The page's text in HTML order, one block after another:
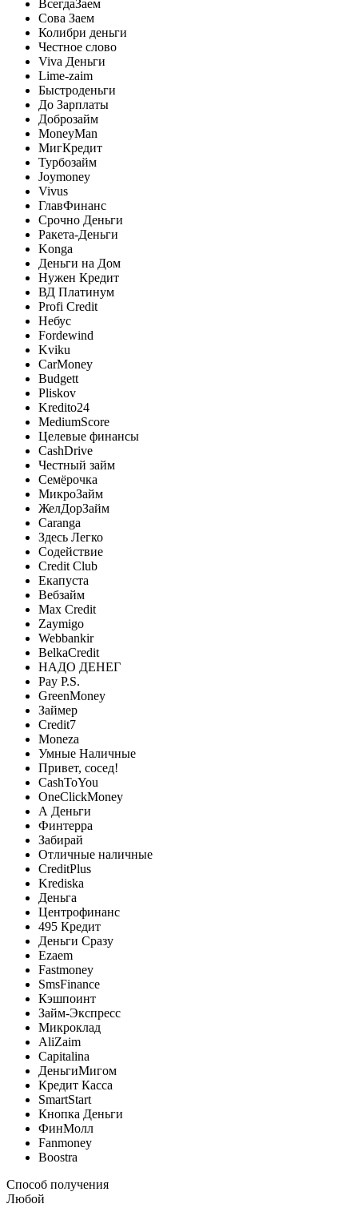
ВсегдаЗаем
Сова Заем
Колибри деньги
Честное слово
Viva Деньги
Lime-zaim
Быстроденьги
До Зарплаты
Доброзайм
MoneyMan
МигКредит
Турбозайм
Joymoney
Vivus
ГлавФинанс
Срочно Деньги
Ракета-Деньги
Konga
Деньги на Дом
Нужен Кредит
ВД Платинум
Profi Credit
Небус
Fordewind
Kviku
CarMoney
Budgett
Pliskov
Kredito24
MediumScore
Целевые финансы
CashDrive
Честный займ
Семёрочка
МикроЗайм
ЖелДорЗайм
Caranga
Здесь Легко
Содействие
Credit Club
Екапуста
Вебзайм
Max Credit
Zaymigo
Webbankir
BelkaCredit
НАДО ДЕНЕГ
Pay P.S.
GreenMoney
Займер
Credit7
Moneza
Умные Наличные
Привет, сосед!
CashToYou
OneClickMoney
А Деньги
Финтерра
Забирай
Отличные наличные
CreditPlus
Krediska
Деньга
Центрофинанс
495 Кредит
Деньги Сразу
Ezaem
Fastmoney
SmsFinance
Кэшпоинт
Займ-Экспресс
Микроклад
AliZaim
Capitalina
ДеньгиМигом
Кредит Касса
SmartStart
Кнопка Деньги
ФинМолл
Fanmoney
Boostra
Способ получения
Любой